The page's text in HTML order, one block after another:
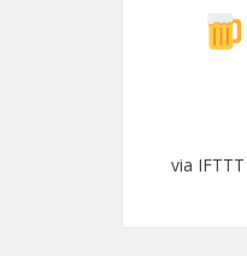
via IFTTT